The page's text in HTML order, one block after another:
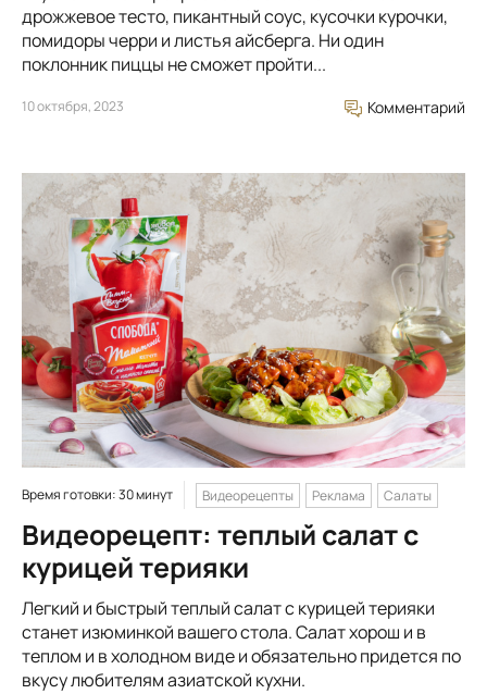
дрожжевое тесто, пикантный соус, кусочки курочки,
помидоры черри и листья айсберга. Ни один
поклонник пиццы не сможет пройти...
10 октября, 2023 Комментарий
Время готовки: 30 минут Видеорецепты Реклама Салаты
Видеорецепт: теплый салат с
курицей терияки
Легкий и быстрый теплый салат с курицей терияки
станет изюминкой вашего стола. Салат хорош и в
теплом и в холодном виде и обязательно придется по
вкусу любителям азиатской кухни.